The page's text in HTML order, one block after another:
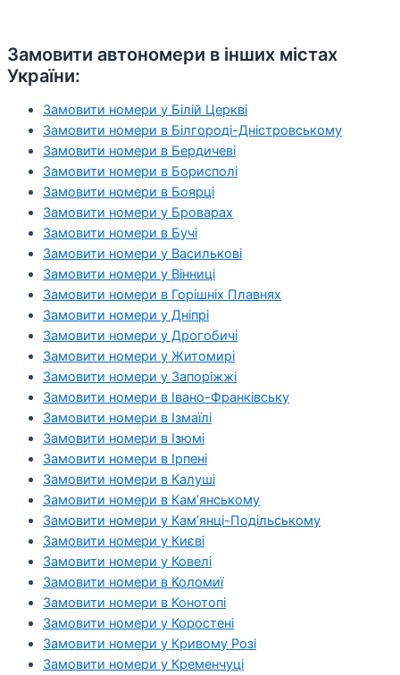
Замовити автономери в інших містах
України:
Замовити номери у Білій Церкві
Замовити номери в Білгороді-Дністровському
Замовити номери в Бердичеві
Замовити номери в Борисполі
Замовити номери в Боярці
Замовити номери у Броварах
Замовити номери в Бучі
Замовити номери у Василькові
Замовити номери у Вінниці
Замовити номери в Горішніх Плавнях
Замовити номери у Дніпрі
Замовити номери у Дрогобичі
Замовити номери у Житомирі
Замовити номери у Запоріжжі
Замовити номери в Івано-Франківську
Замовити номери в Ізмаїлі
Замовити номери в Ізюмі
Замовити номери в Ірпені
Замовити номери в Калуші
Замовити номери в Кам’янському
Замовити номери у Кам’янці-Подільському
Замовити номери у Києві
Замовити номери у Ковелі
Замовити номери в Коломиї
Замовити номери в Конотопі
Замовити номери у Коростені
Замовити номери у Кривому Розі
Замовити номери у Кременчуці